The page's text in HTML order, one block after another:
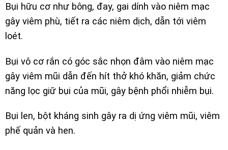
Bụi hữu cơ như bông, đay, gai dính vào niêm mạc
gây viêm phù, tiết ra các niêm dịch, dẫn tới viêm
loét.
Bụi vô cơ rắn có góc sắc nhọn đâm vào niêm mạc
gây viêm mũi dẫn đến hít thở khó khăn, giảm chức
năng lọc giữ bụi của mũi, gây bệnh phổi nhiễm bụi.
Bụi len, bột kháng sinh gây ra dị ứng viêm mũi, viêm
phế quản và hen.